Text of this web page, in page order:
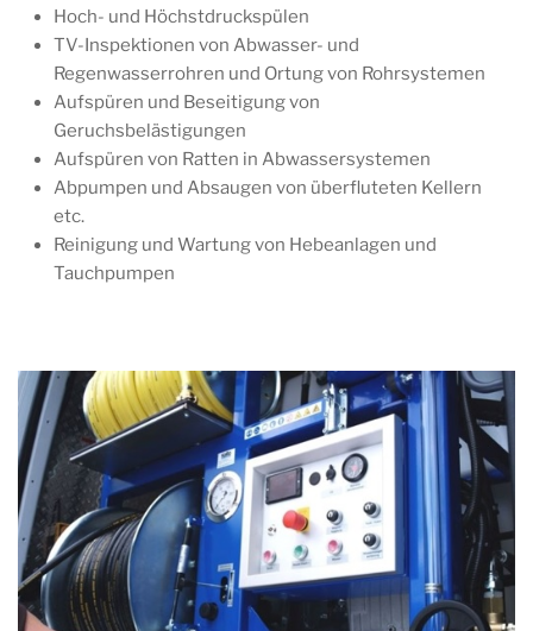
Hoch- und Höchstdruckspülen
TV-Inspektionen von Abwasser- und
Regenwasserrohren und Ortung von Rohrsystemen
Aufspüren und Beseitigung von
Geruchsbelästigungen
Aufspüren von Ratten in Abwassersystemen
Abpumpen und Absaugen von überfluteten Kellern
etc.
Reinigung und Wartung von Hebeanlagen und
Tauchpumpen